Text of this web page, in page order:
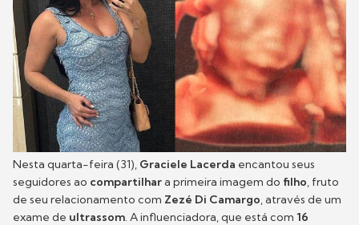
Nesta quarta-feira (31), Graciele Lacerda encantou seus
seguidores ao compartilhara primeira imagem do filho, fruto
de seu relacionamento com Zezé Di Camargo, através de um
exame de ultrassom. A influenciadora, que está com 16